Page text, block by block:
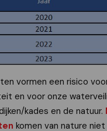
vormen een risico
en voor onze
kades en de natuur.
komen van nature niet